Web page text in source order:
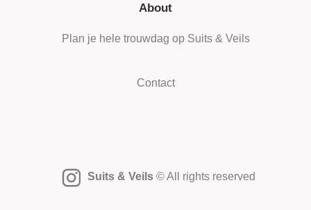
About
Plan je hele trouwdag op Suits & Veils
Contact
Suits & Veils © All rights reserved